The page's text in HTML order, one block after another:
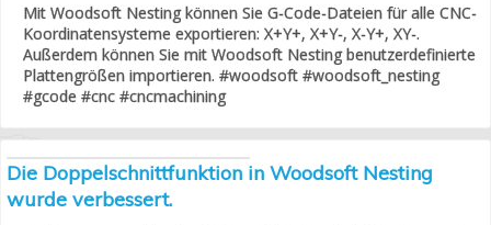
Mit Woodsoft Nesting können Sie G-Code-Dateien für alle CNC-
Koordinatensysteme exportieren: X+Y+, X+Y-, X-Y+, XY-.
Außerdem können Sie mit Woodsoft Nesting benutzerdefinierte
Plattengrößen importieren. #woodsoft #woodsoft_nesting
#gcode #cnc #cncmachining
Die Doppelschnittfunktion in Woodsoft Nesting
wurde verbessert.